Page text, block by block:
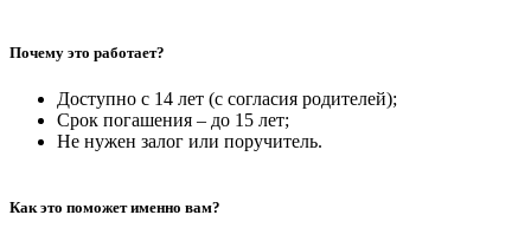
Почему это работает?
Доступно с 14 лет (с согласия родителей);
Срок погашения – до 15 лет;
Не нужен залог или поручитель.
Как это поможет именно вам?